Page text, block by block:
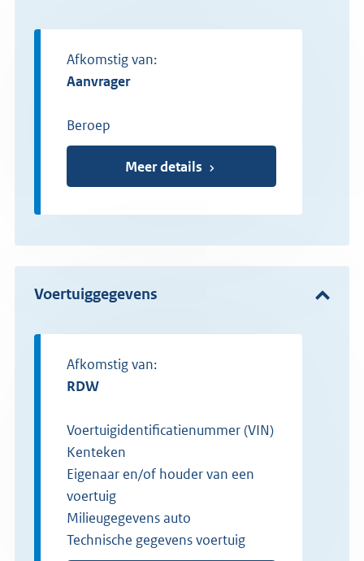
Afkomstig van:
aanvrager
Beroep
Meer details
Voertuiggegevens
Afkomstig van:
RDW
Voertuigidentificatienummer (VIN)
Kenteken
Eigenaar en/of houder van een
voertuig
Milieugegevens auto
Technische gegevens voertuig